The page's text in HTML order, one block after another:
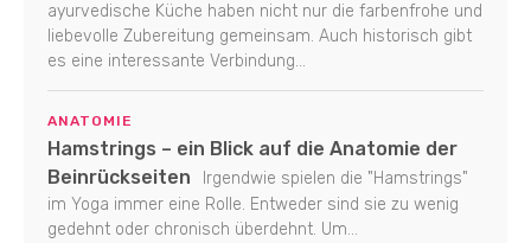
ayurvedische Küche haben nicht nur die farbenfrohe und
liebevolle Zubereitung gemeinsam. Auch historisch gibt
es eine interessante Verbindung...
ANATOMIE
Hamstrings – ein Blick auf die Anatomie der
Beinrückseiten
Irgendwie spielen die "Hamstrings"
im Yoga immer eine Rolle. Entweder sind sie zu wenig
gedehnt oder chronisch überdehnt. Um...